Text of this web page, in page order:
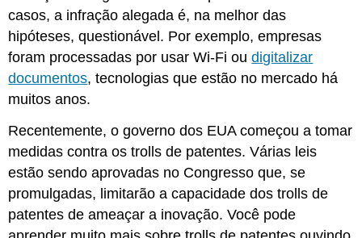
casos, a infração alegada é, na melhor das
hipóteses, questionável. Por exemplo, empresas
foram processadas por usar Wi-Fi oudigitalizar
documentos, tecnologias que estão no mercado há
muitos anos.
Recentemente, o governo dos EUA começou a tomar
medidas contra os trolls de patentes. Várias leis
estão sendo aprovadas no Congresso que, se
promulgadas, limitarão a capacidade dos trolls de
patentes de ameaçar a inovação. Você pode